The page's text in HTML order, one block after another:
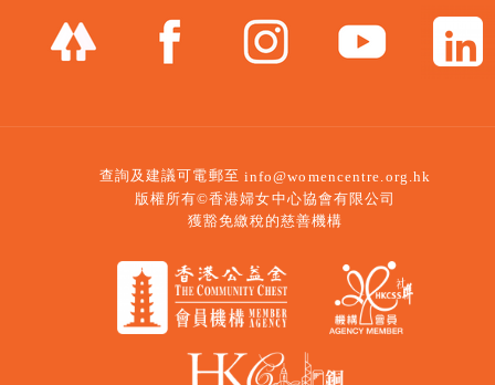
查詢及建議可電郵至 info@womencentre.org.hk
版權所有©香港婦女中心協會有限公司
獲豁免繳稅的慈善機構